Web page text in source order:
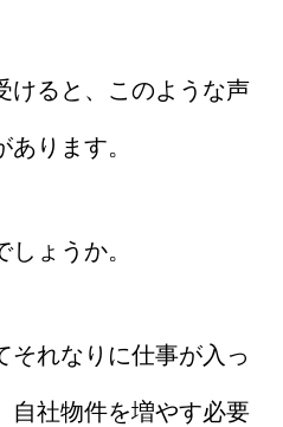
けると、このような声
ります。
ょうか。
それなりに仕事が入っ
自社物件を増やす必要